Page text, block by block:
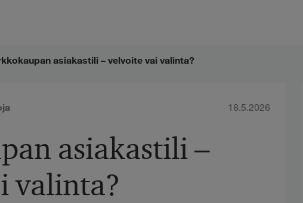
asiakastili – velvoite vai valinta?
18.5.2026
asiakastili –
valinta?